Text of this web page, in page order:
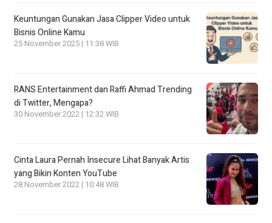
Keuntungan Gunakan Jasa Clipper Video untuk
Bisnis Online Kamu
25 November 2025 | 11:38 WIB
RANS Entertainment dan Raffi Ahmad Trending
di Twitter, Mengapa?
30 November 2022 | 12:32 WIB
Cinta Laura Pernah Insecure Lihat Banyak Artis
yang Bikin Konten YouTube
28 November 2022 | 10:48 WIB